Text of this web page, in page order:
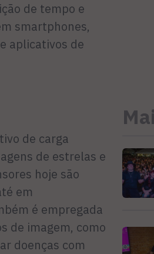
de tempo e
smartphones,
aplicativos de
de carga
de estrelas e
hoje são
em
é empregada
de imagem, como
doenças com